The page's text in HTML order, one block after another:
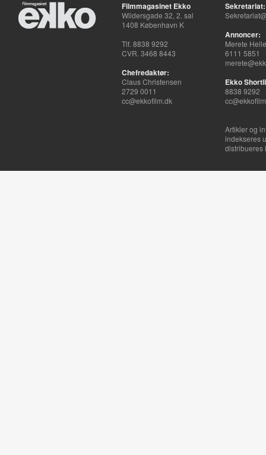
Filmmagasinet Ekko
Wildersgade 32, 2. sal
1408 København K
Tlf. 8838 9292
CVR. 3468 8443
Chefredaktør:
Claus Christensen
2729 0011
cc@ekkofilm.dk
Sekretariat:
Annoncer:
Merete
6111 5851
Ekko
8838 9292
Artikler og
indekseres
distribueres